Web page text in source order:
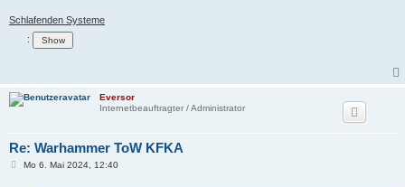
Schlafenden Systeme
:
Eversor
Internetbeauftragter / Administrator
Re: Warhammer ToW KFKA
BMo 6. Mai 2024, 12:40